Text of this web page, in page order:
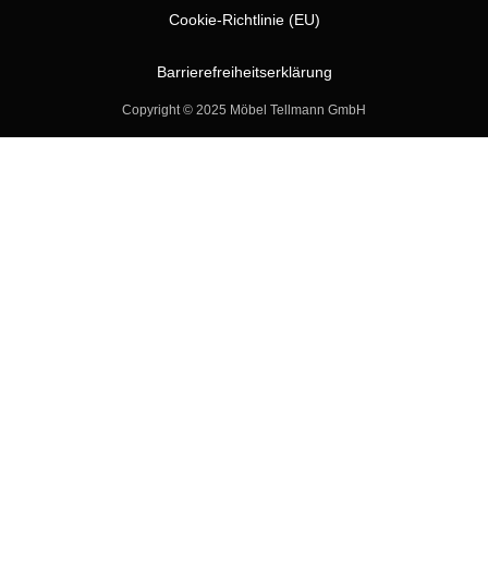
Copyright © 2025 Möbel Tellmann GmbH
Cookie-Richtlinie (EU)
Barrierefreiheitserklärung